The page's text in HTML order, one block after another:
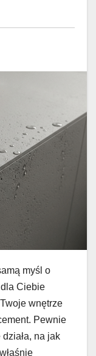
myśl o
dla Ciebie
wnętrze
Pewnie
na jak